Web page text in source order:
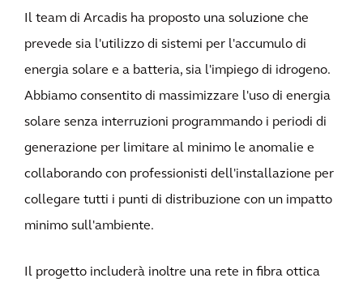
Il team di Arcadis ha proposto una soluzione che
prevede sia l'utilizzo di sistemi per l'accumulo di
energia solare e a batteria, sia l'impiego di idrogeno.
Abbiamo consentito di massimizzare l'uso di energia
solare senza interruzioni programmando i periodi di
generazione per limitare al minimo le anomalie e
collaborando con professionisti dell'installazione per
collegare tutti i punti di distribuzione con un impatto
minimo sull'ambiente.
Il progetto includerà inoltre una rete in fibra ottica